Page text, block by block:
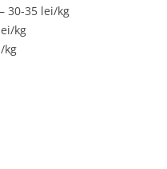
30-35 lei/kg
kg
kg